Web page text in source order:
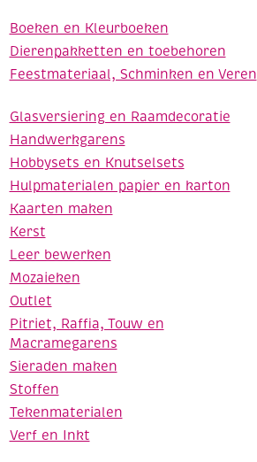
Boeken en Kleurboeken
Dierenpakketten en toebehoren
Feestmateriaal, Schminken en Veren
Glasversiering en Raamdecoratie
Handwerkgarens
Hobbysets en Knutselsets
Hulpmaterialen papier en karton
Kaarten maken
Kerst
Leer bewerken
Mozaieken
Outlet
Pitriet, Raffia, Touw en
Macramegarens
Sieraden maken
Stoffen
Tekenmaterialen
Verf en Inkt